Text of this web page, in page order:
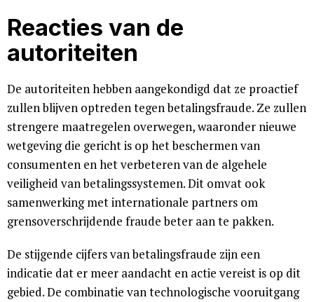
Reacties van de
autoriteiten
De autoriteiten hebben aangekondigd dat ze proactief
zullen blijven optreden tegen betalingsfraude. Ze zullen
strengere maatregelen overwegen, waaronder nieuwe
wetgeving die gericht is op het beschermen van
consumenten en het verbeteren van de algehele
veiligheid van betalingssystemen. Dit omvat ook
samenwerking met internationale partners om
grensoverschrijdende fraude beter aan te pakken.
De stijgende cijfers van betalingsfraude zijn een
indicatie dat er meer aandacht en actie vereist is op dit
gebied. De combinatie van technologische vooruitgang